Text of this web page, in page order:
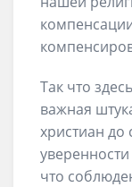
Так что
важная
христиан до
что